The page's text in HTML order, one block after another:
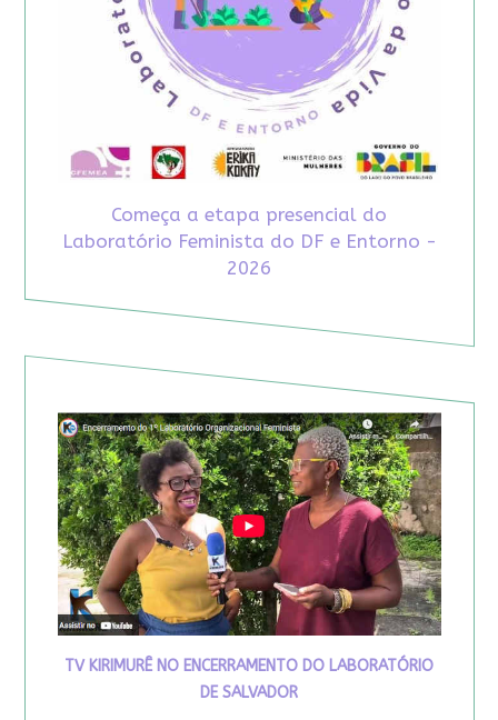
Começa a etapa presencial do
Laboratório Feminista do DF e Entorno -
2026
TV KIRIMURÊ NO ENCERRAMENTO DO LABORATÓRIO
DE SALVADOR